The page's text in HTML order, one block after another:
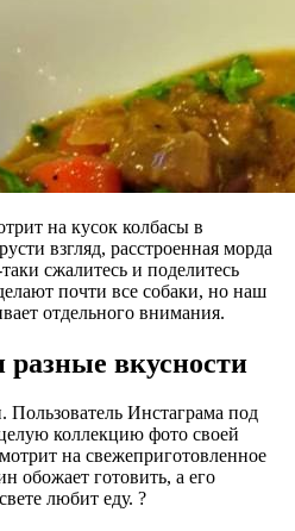
на кусок колбасы в
взгляд, расстроенная морда
сжалитесь и поделитесь
почти все собаки, но наш
отдельного внимания.
вкусности
Инстаграма под
коллекцию фото своей
на свежеприготовленное
обожает готовить, а его
любит еду. ?